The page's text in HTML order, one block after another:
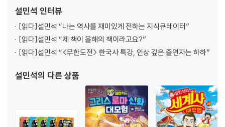
20강 논란과 업적을 함께 남긴 태종 이방원
21강 조선의 문화를 꽃피운 세종
22강 훈민정음을 만든 세종
23강 왕의 자리에서 쫓겨난 연산군
25강 죽음으로 나라를 지킨 이순신
26강 엇갈린 평가의 광해군
27강 세 번의 피란을 떠난 인조
28강 뛰어난 군주, 뒤주의 비극 영조
29강 효와 개혁으로 조선을 빛낸 왕 정조
운 콘텐츠로 인식된다. 20년 이상을 수험생들을
설민석 인터뷰
[읽다]설민석 “나는 역사를 재미있게 전하는 지식큐레이터”
[읽다]설민석 “제 책이 올해의 책이라고요?”
[읽다]설민석 “<무한도전> 한국사 특강, 인상 깊은 출연자는 하하”
설민석의 다른 상품